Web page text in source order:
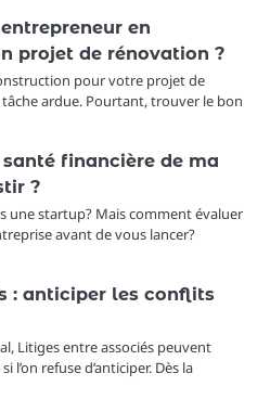
en
projet de rénovation ?
pour votre projet de
ardue. Pourtant, trouver le bon
financière de ma
?
une startup? Mais comment évaluer
avant de vous lancer?
: anticiper les conflits
Litiges entre associés peuvent
l’on refuse d’anticiper. Dès la